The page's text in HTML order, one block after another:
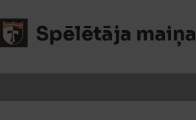
Spēlētāja maiņa